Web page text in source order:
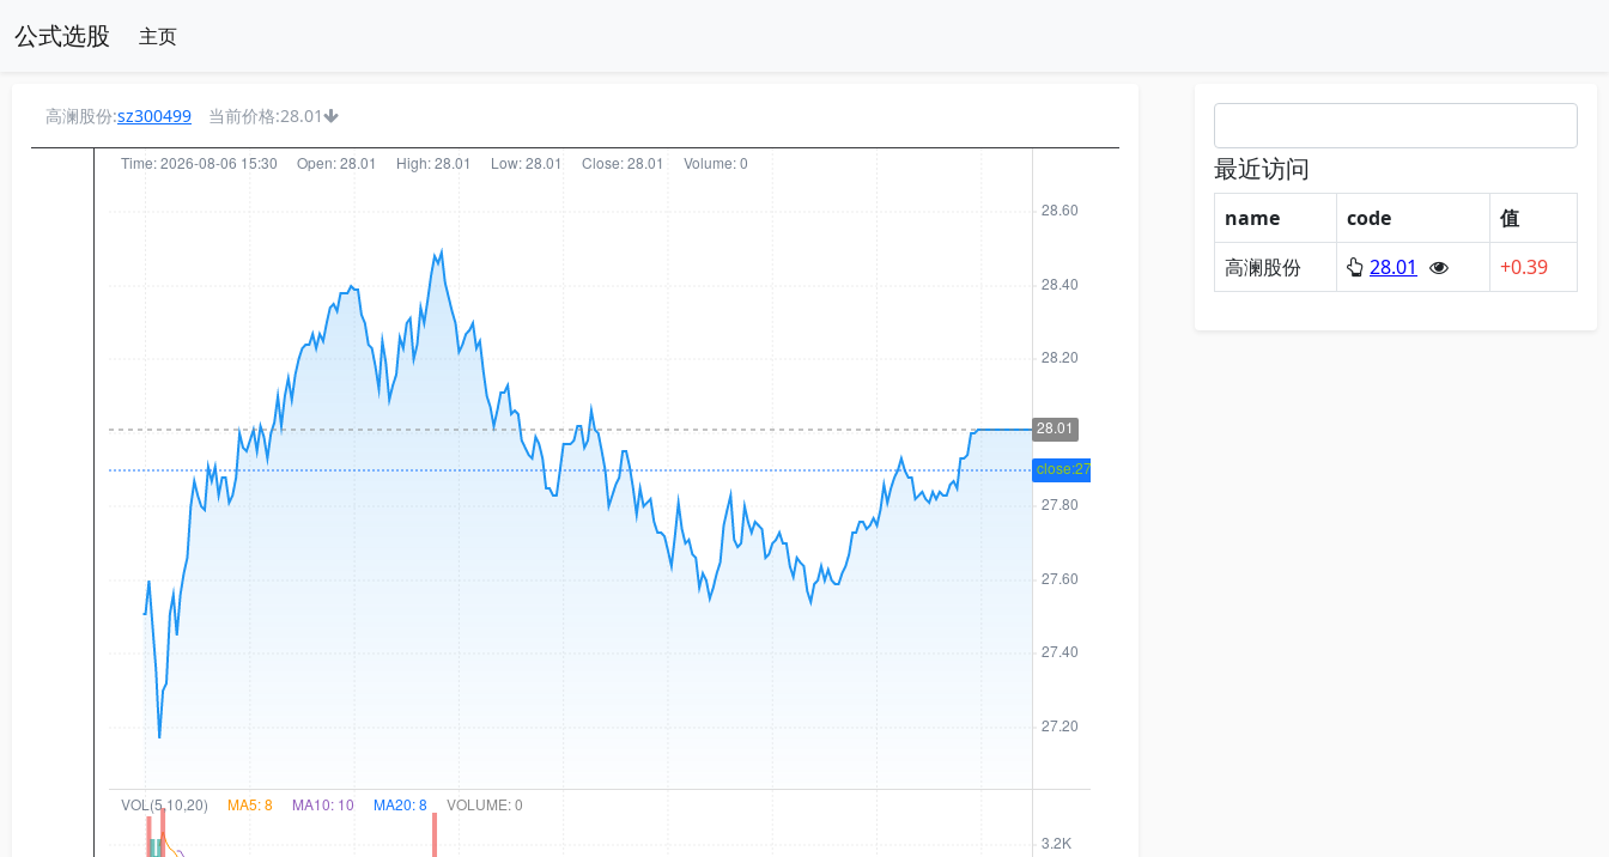
公式选股 主页
高澜股份:sz300499 当前价格:28.01
最近访问
name code
值
高澜股份
28.01 +0.39